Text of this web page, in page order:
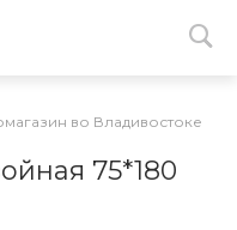
во Владивостоке
75*180